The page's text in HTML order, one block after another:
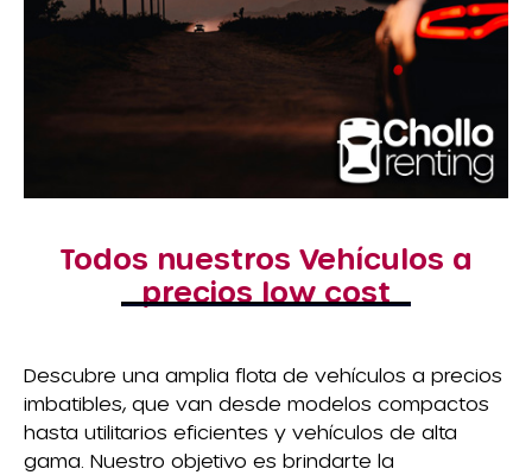
Todos nuestros Vehículos a
precios low cost
Descubre una amplia flota de vehículos a precios
imbatibles, que van desde modelos compactos
hasta utilitarios eficientes y vehículos de alta
gama. Nuestro objetivo es brindarte la